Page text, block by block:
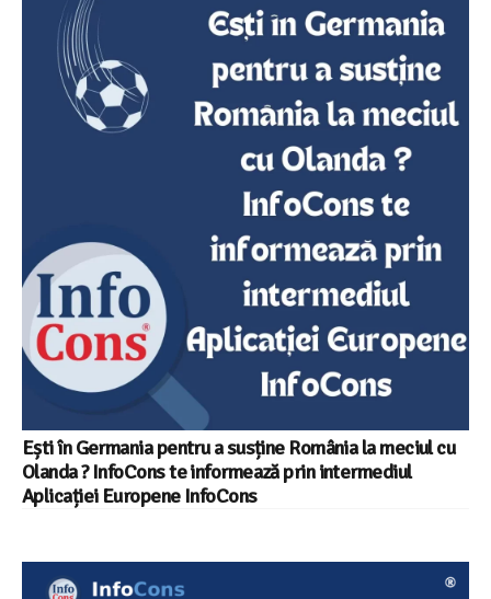
Ești în Germania pentru a susține România la meciul cu
Olanda ? InfoCons te informează prin intermediul
Aplicației Europene InfoCons